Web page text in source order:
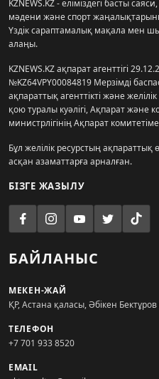
KZNEWS.KZ - еліміздегі басты
мәдени және спорт
Үздік сараптамалық мақала мен
алаңы.
KZNEWS.KZ ақпарат агенттігі
№KZ64VPY00084819 Мерзімді
ақпараттық агенттікті және
қою туралы куәлігі, Ақпарат және
министрлігінің Ақпарат
Бұл желілік ресурстың ақпараттық
асқан азаматтарға арналған.
БІЗГЕ ЖАЗЫЛУ
БАЙЛАНЫС
МЕКЕН-ЖАЙ
ҚР, Астана қаласы, Әбікен
ТЕЛЕФОН
+7 701 933 8520
EMAIL